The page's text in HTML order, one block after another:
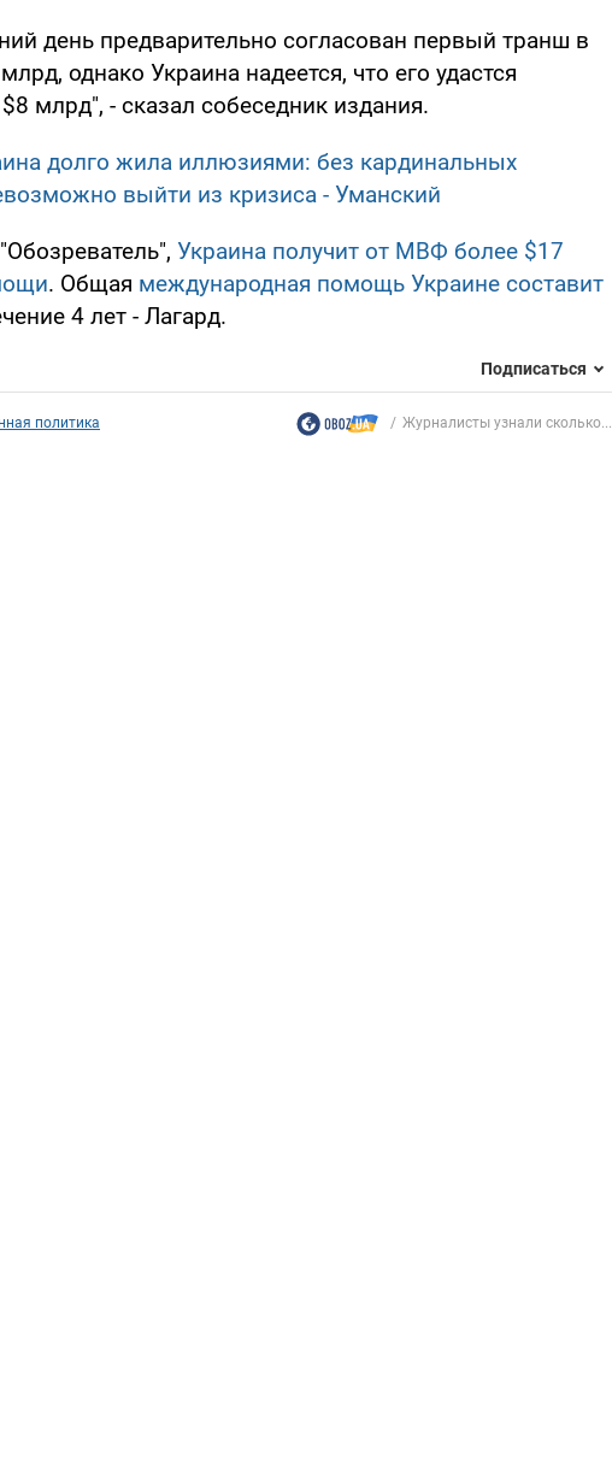
день предварительно согласован первый транш в
однако Украина надеется, что его удастся
млрд", - сказал собеседник издания.
долго жила иллюзиями: без кардинальных
выйти из кризиса - Уманский
Украина получит от МВФ более $17
. Общая международная помощь Украине составит
4 лет - Лагард.
Подписаться
политика Журналисты узнали сколько...